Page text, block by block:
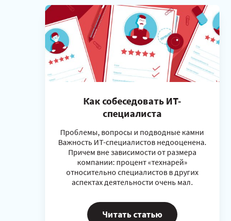
Как собеседовать ИТ-
специалиста
Проблемы, вопросы и подводные камни
Важность ИТ-специалистов недооценена.
Причем вне зависимости от размера
компании: процент «технарей»
относительно специалистов в других
аспектах деятельности очень мал.
Читать статью